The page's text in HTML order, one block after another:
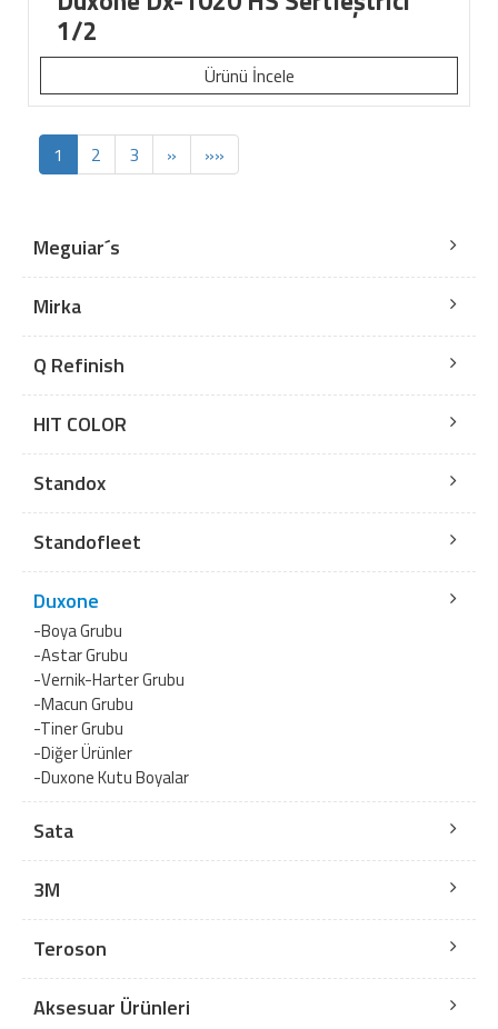
1/2
Ürünü İncele
1 2 3 » »»
Meguiar´s
Mirka
Q Refinish
HIT COLOR
Standox
Standofleet
Duxone
-Boya Grubu
-Astar Grubu
-Vernik-Harter Grubu
-Macun Grubu
-Tiner Grubu
-Diğer Ürünler
-Duxone Kutu Boyalar
Sata
3M
Teroson
Aksesuar Ürünleri